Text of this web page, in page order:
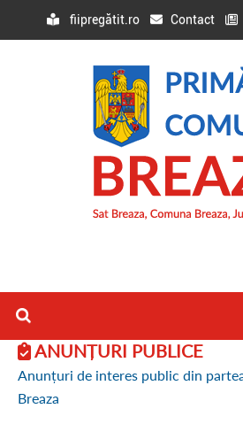
fiipregătit.ro Contact
ANUNȚURI PUBLICE
Anunțuri de interes public din
Breaza